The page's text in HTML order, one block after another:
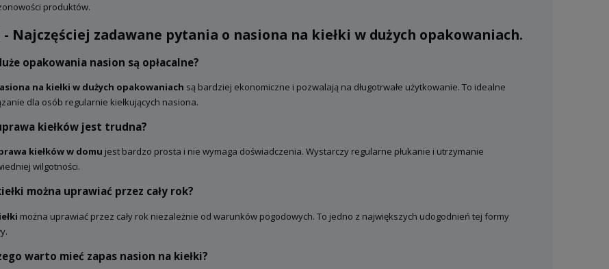
produktów.
- Najczęściej zadawane pytania o nasiona na kiełki w dużych opakowaniach.
opakowania nasion są opłacalne?
na kiełki w dużych opakowaniach są bardziej ekonomiczne i pozwalają na długotrwałe użytkowanie. To idealne
dla osób regularnie kiełkujących nasiona.
kiełków jest trudna?
kiełków w domu jest bardzo prosta i nie wymaga doświadczenia. Wystarczy regularne płukanie i utrzymanie
wilgotności.
można uprawiać przez cały rok?
można uprawiać przez cały rok niezależnie od warunków pogodowych. To jedno z największych udogodnień tej formy
warto mieć zapas nasion na kiełki?